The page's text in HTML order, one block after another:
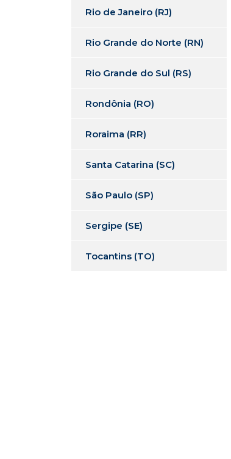
Rio de Janeiro (RJ)
Rio Grande do Norte (RN)
Rio Grande do Sul (RS)
Rondônia (RO)
Roraima (RR)
Santa Catarina (SC)
São Paulo (SP)
Sergipe (SE)
Tocantins (TO)